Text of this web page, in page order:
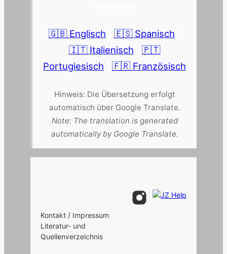
🇬🇧 Englisch 🇪🇸 Spanisch
🇮🇹 Italienisch
🇵🇹
Portugiesisch
🇫🇷 Französisch
Hinweis: Die Übersetzung erfolgt
automatisch über Google Translate.
Note: The translation is generated
automatically by Google Translate.
Kontakt / Impressum
Literatur- und
Quellenverzeichnis